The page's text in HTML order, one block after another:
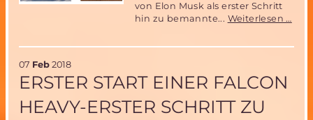
von Elon Musk als erster Schritt
hin zu bemannte... Weiterlesen …
07 Feb 2018
ERSTER START EINER FALCON
HEAVY-ERSTER SCHRITT ZU